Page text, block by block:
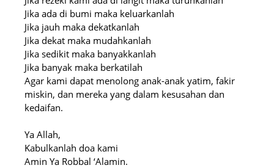
Jika ada di bumi maka keluarkanlah
Jika jauh maka dekatkanlah
Jika dekat maka mudahkanlah
Jika sedikit maka banyakkanlah
Jika banyak maka berkatilah
Agar kami dapat menolong anak-anak yatim, fakir
miskin, dan mereka yang dalam kesusahan dan
kedaifan.
Ya Allah,
Kabulkanlah doa kami
Amin Ya Robbal ‘Alamin.